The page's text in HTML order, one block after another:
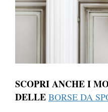
SCOPRI ANCHE I
DELLE BORSE DA